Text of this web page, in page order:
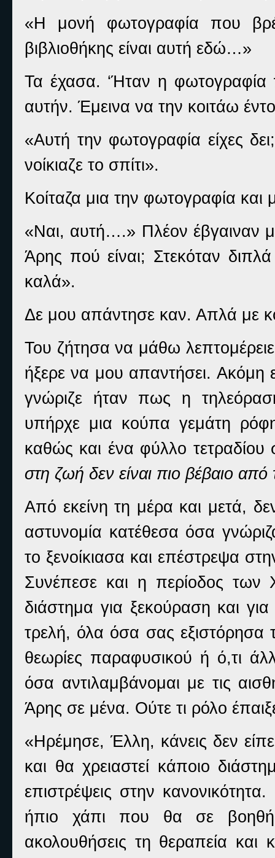
«Η μονή φωτογραφία που
βιβλιοθήκης είναι αυτή εδώ…»
Τα έχασα. ‘Ήταν η
αυτήν. Έμεινα να την κοιτάω
«Αυτή την φωτογραφία είχες
νοίκιαζε το σπίτι».
Κοίταζα μια την φωτογραφία
«Ναι, αυτή….» Πλέον έβγαιναν
Άρης πού είναι; Στεκόταν
καλά».
Δε μου απάντησε καν. Απλά με
Του ζήτησα να μάθω
ήξερε να μου απαντήσει. Ακόμη
γνώριζε ήταν πως η
υπήρχε μια κούπα γεμάτη
καθώς και ένα φύλλο
στη ζωή δεν είναι πιο βέβαιο από
Από εκείνη τη μέρα και μετά,
αστυνομία κατέθεσα όσα
το ξενοίκιασα και επέστρεψα
Συνέπεσε και η περίοδος των
διάστημα για ξεκούραση και
τρελή, όλα όσα σας
θεωρίες παραφυσικού ή ό,τι
όσα αντιλαμβάνομαι με τις
Άρης σε μένα. Ούτε τι ρόλο
«Ηρέμησε, Έλλη, κάνεις δεν
και θα χρειαστεί κάποιο
επιστρέψεις στην
ήπιο χάπι που θα σε
ακολουθήσεις τη θεραπεία και